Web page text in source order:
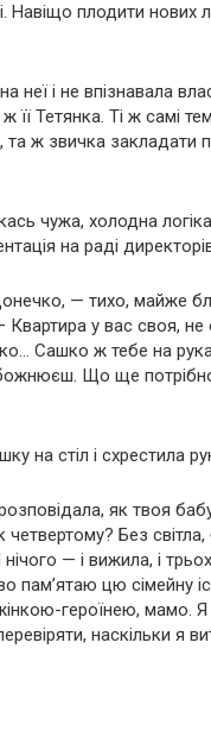
Навіщо плодити нових
неї і не впізнавала
її Тетянка. Ті ж самі
та ж звичка закладати
чужа, холодна
на раді
— тихо, майже
Квартира у вас своя,
Сашко ж тебе на
Що ще
на стіл і схрестила
як твоя
Без світла,
— і вижила, і
пам’ятаю цю сімейну
героїнею, мамо.
наскільки я